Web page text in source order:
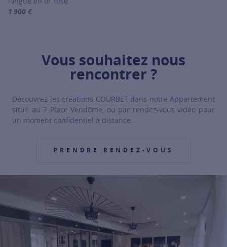
1 900 €
Vous souhaitez nous
rencontrer ?
Découvrez les créations COURBET dans notre Appartement
situé au 7 Place Vendôme, ou par rendez-vous vidéo pour
un moment confidentiel à distance.
PRENDRE RENDEZ-VOUS